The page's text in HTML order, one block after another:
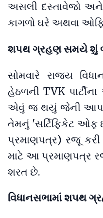
અસલી દસ્તાવેજો
કાગળો ઘરે અથવા
શપથ ગ્રહણ સમયે શું
સોમવારે રાજ્ય
હેઠળની TVK
એવું જ થયું જેની
તેમનું 'સર્ટિફિકેટ
પ્રમાણપત્ર) રજૂ
માટે આ પ્રમાણપત્ર
શરત છે.
વિધાનસભામાં શપથ